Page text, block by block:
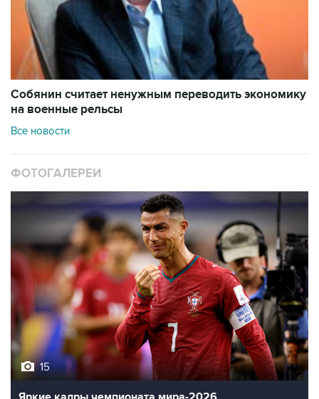
Собянин считает ненужным переводить экономику
на военные рельсы
Все новости
ФОТОГАЛЕРЕИ
15